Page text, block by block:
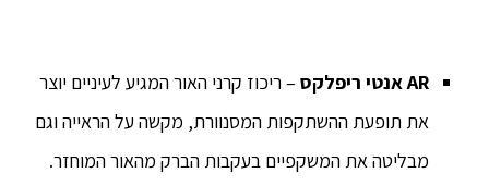
ARאנטי ריפלקס – ריכוז קרני האור המגיע לעיניים יוצר
את תופעת ההשתקפות המסנוורת, מקשה על הראייה וגם
מבליטה את המשקפיים בעקבות הברק מהאור המוחזר.